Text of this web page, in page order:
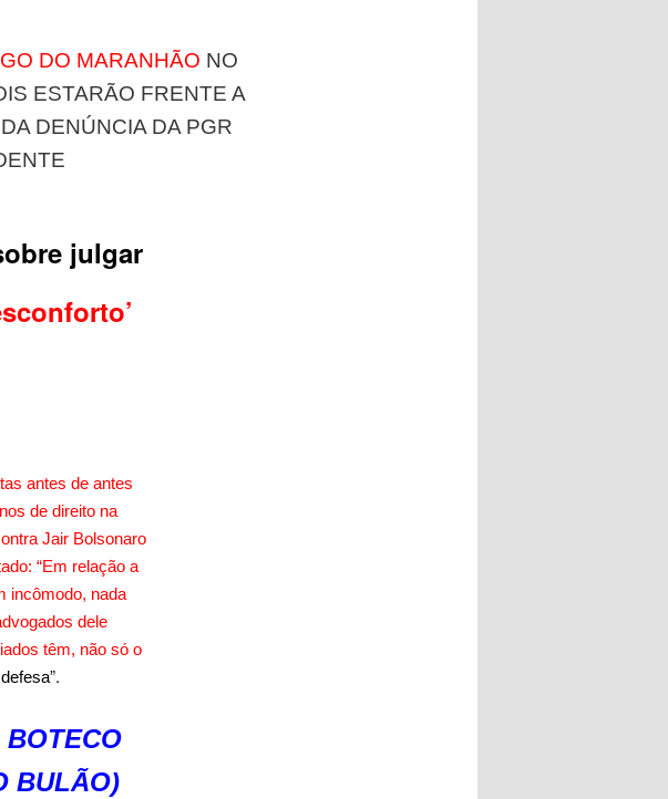
DO MARANHÃO NO
ESTARÃO FRENTE A
DENÚNCIA DA PGR
julgar
antes de antes
de direito na
Jair Bolsonaro
“Em relação a
incômodo, nada
dele
têm, não só o
”.
BULÃO)